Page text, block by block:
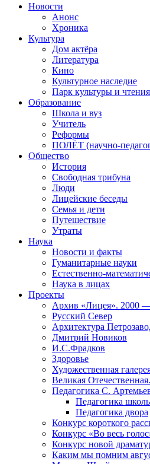
Новости
Анонс
Хроника
Культура
Дом актёра
Литература
Кино
Культурное наследие
Парк культуры и чтения
Образование
Школа и вуз
Учитель
Реформы
ПОЛЁТ (научно-
Общество
История
Свободная трибуна
Люди
Лицейские беседы
Семья и дети
Путешествие
Утраты
Наука
Новости и факты
Гуманитарные науки
Естественно-
Наука в лицах
Проекты
Архив «Лицея». 2000
Русский Север
Архитектура
Дмитрий Новиков
И.С.Фрадков
Здоровье
Художественная
Великая
Педагогика С.
Педагогика
Педагогика двора
Конкурс короткого
Конкурс «Во весь
Конкурс новой
Каким мы помним